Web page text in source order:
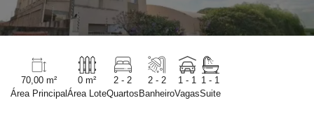
70,00 m²
Área Principal
0 m²
Área Lote
2 - 2
Quartos
2 - 2
Banheiro
1 - 1
Vagas
1 - 1
Suite